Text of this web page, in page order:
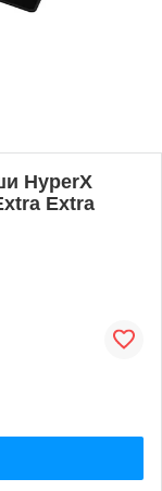
HyperX
Extra